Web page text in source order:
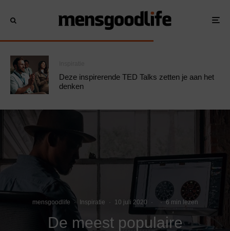
Deze inspirerende TED Talks zetten je aan het
denken
mensgoodlife · Inspiratie · 10 juli 2020 · · 6 min lezen
De meest populaire